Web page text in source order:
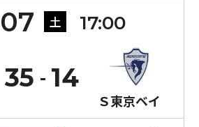
土 17:00
35
Ｓ東京ベイ
14